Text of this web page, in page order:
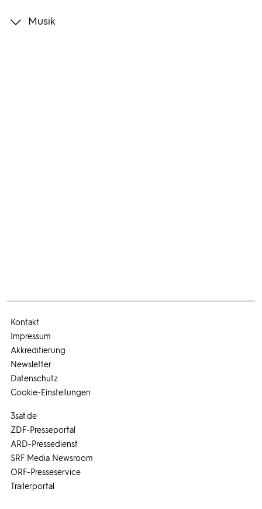
Musik
3sat.de
ZDF-Presseportal
ARD-Pressedienst
SRF Media Newsroom
ORF-Presseservice
Trailerportal
Kontakt
Impressum
Akkreditierung
Newsletter
Datenschutz
Cookie-Einstellungen